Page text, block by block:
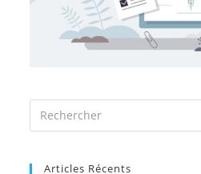
Articles Récents